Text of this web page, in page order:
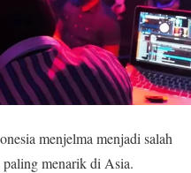
menjelma menjadi salah
paling menarik di Asia.